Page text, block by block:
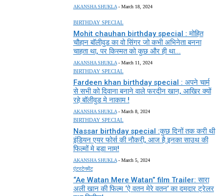
AKANSHA SHUKLA - March 18, 2024
BIRTHDAY SPECIAL
Mohit chauhan birthday special : मोहित
चौहान बॉलीवुड का वो सिंगर जो कभी अभिनेता बनना
चाहता था, पर किस्मत को कुछ और ही था...
AKANSHA SHUKLA - March 11, 2024
BIRTHDAY SPECIAL
Fardeen khan birthday special : अपने चार्म
से सभी को दिवाना बनाने वाले फरदीन खान, आखिर क्यों
रहे बॉलीवुड मे नाकाम !
AKANSHA SHUKLA - March 8, 2024
BIRTHDAY SPECIAL
Nassar birthday special :कुछ दिनों तक करी थी
इंडियन एयर फोर्स की नौकरी, आज है इनका साउथ की
फिल्मों मे बड़ा नाम!
AKANSHA SHUKLA - March 5, 2024
एंटरटेनमेंट
“Ae Watan Mere Watan” film Trailer: सारा
अली खान की फिल्म ‘ऐ वतन मेरे वतन’ का दमदार ट्रेलर